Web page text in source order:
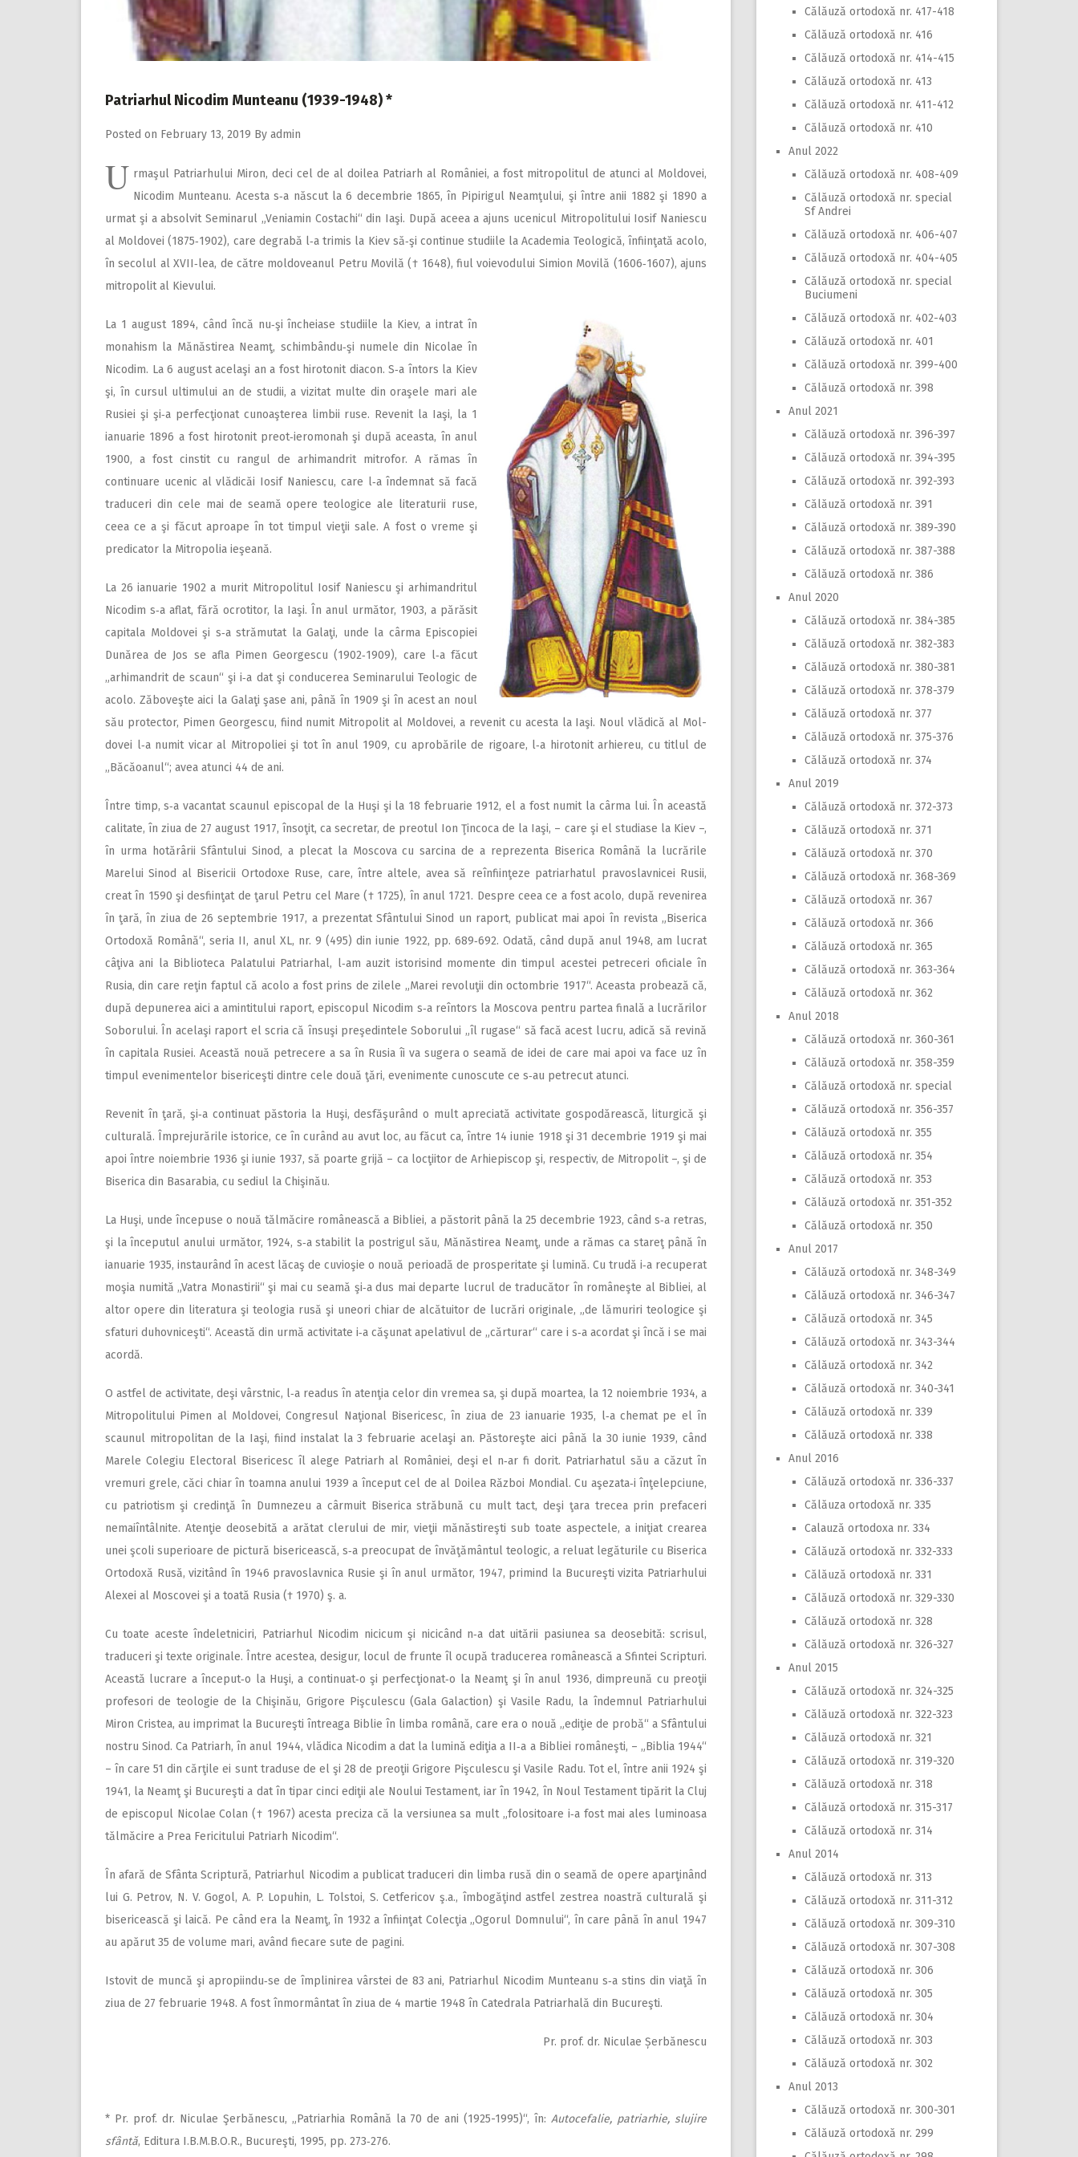
Patriarhul Nicodim Munteanu (1939-1948) *
Posted on February 13, 2019 By admin
U rmaşul Patriarhului Miron, deci cel de al doilea Patriarh al României, a fost mitropolitul de atunci al Moldovei,
Nicodim Munteanu. Acesta s‑a născut la 6 decembrie 1865, în Pipirigul Neamţului, şi între anii 1882 şi 1890 a
urmat şi a absolvit Seminarul „Veniamin Costachi“ din Iaşi. După aceea a ajuns ucenicul Mitropolitului Iosif Naniescu
al Moldovei (1875‑1902), care degrabă l‑a trimis la Kiev să‑şi continue studiile la Academia Teologică, înfiinţată acolo,
în secolul al XVII‑lea, de către moldoveanul Petru Movilă († 1648), fiul voievodului Simion Movilă (1606‑1607), ajuns
mitropolit al Kievului.
La 1 august 1894, când încă nu‑şi încheiase studiile la Kiev, a intrat în
monahism la Mănăstirea Neamţ, schimbându‑şi numele din Nicolae în
Nicodim. La 6 august acelaşi an a fost hirotonit diacon. S‑a întors la Kiev
şi, în cursul ultimului an de studii, a vizitat multe din oraşele mari ale
Rusiei şi şi‑a perfecţionat cunoaşterea limbii ruse. Revenit la Iaşi, la 1
ianuarie 1896 a fost hirotonit preot‑ieromonah şi după aceasta, în anul
1900, a fost cinstit cu rangul de arhimandrit mitrofor. A rămas în
continuare ucenic al vlădicăi Iosif Naniescu, care l‑a îndemnat să facă
traduceri din cele mai de seamă opere teologice ale literaturii ruse,
ceea ce a şi făcut aproape în tot timpul vieţii sale. A fost o vreme şi
predicator la Mitropolia ieşeană.
La 26 ianuarie 1902 a murit Mitropolitul Iosif Naniescu şi arhi­mandritul
Nicodim s‑a aflat, fără ocrotitor, la Iaşi. În anul următor, 1903, a părăsit
capitala Moldovei şi s‑a strămutat la Galaţi, unde la cârma Episcopiei
Dunărea de Jos se afla Pimen Georgescu (1902‑1909), care l‑a făcut
„arhimandrit de scaun“ şi i‑a dat şi conducerea Semina­rului Teologic de
acolo. Zăboveşte aici la Galaţi şase ani, până în 1909 şi în acest an noul
său protector, Pimen Georgescu, fiind numit Mi­tropolit al Moldovei, a revenit cu acesta la Iaşi. Noul vlădică al Mol­
dovei l‑a numit vicar al Mitropoliei şi tot în anul 1909, cu aprobările de rigoare, l‑a hirotonit arhiereu, cu titlul de
„Băcăoanul“; avea atunci 44 de ani.
Între timp, s‑a vacantat scaunul episcopal de la Huşi şi la 18 februarie 1912, el a fost numit la cârma lui. În această
calitate, în ziua de 27 august 1917, însoţit, ca secretar, de preotul Ion Ţincoca de la Iaşi, – care şi el studiase la Kiev –,
în urma hotărârii Sfântului Sinod, a plecat la Moscova cu sarcina de a reprezenta Biserica Română la lu­crările
Marelui Sinod al Bisericii Ortodoxe Ruse, care, între altele, avea să reînfiinţeze patriarhatul pravoslavnicei Rusii,
creat în 1590 şi des­fiinţat de ţarul Petru cel Mare († 1725), în anul 1721. Despre ceea ce a fost acolo, după revenirea
în ţară, în ziua de 26 septembrie 1917, a prezentat Sfântului Sinod un raport, publicat mai apoi în revista „Biserica
Ortodoxă Română“, seria II, anul XL, nr. 9 (495) din iunie 1922, pp. 689‑692. Odată, când după anul 1948, am lucrat
câţiva ani la Bi­blioteca Palatului Patriarhal, l‑am auzit istorisind momente din timpul acestei petreceri oficiale în
Rusia, din care reţin faptul că acolo a fost prins de zilele „Marei revoluţii din octombrie 1917“. Aceasta probează că,
după depunerea aici a amintitului raport, episcopul Nicodim s‑a re­întors la Moscova pentru partea finală a lucrărilor
Soborului. În ace­laşi raport el scria că însuşi preşedintele Soborului „îl rugase“ să facă acest lucru, adică să revină
în capitala Rusiei. Această nouă petrecere a sa în Rusia îi va sugera o seamă de idei de care mai apoi va face uz în
timpul evenimentelor bisericeşti dintre cele două ţări, evenimente cunoscute ce s‑au petrecut atunci.
Revenit în ţară, şi‑a continuat păstoria la Huşi, desfăşurând o mult apreciată activitate gospodărească, liturgică şi
culturală. Împrejurările istorice, ce în curând au avut loc, au făcut ca, între 14 iunie 1918 şi 31 decembrie 1919 şi mai
apoi între noiembrie 1936 şi iunie 1937, să poarte grijă – ca locţiitor de Arhiepiscop şi, respectiv, de Mitropolit –, şi de
Biserica din Basarabia, cu sediul la Chişinău.
La Huşi, unde începuse o nouă tălmăcire românească a Bibliei, a păstorit până la 25 decembrie 1923, când s‑a retras,
şi la începutul anu­lui următor, 1924, s‑a stabilit la postrigul său, Mănăstirea Neamţ, unde a rămas ca stareţ până în
ianuarie 1935, instaurând în acest lăcaş de cuvioşie o nouă perioadă de prosperitate şi lumină. Cu trudă i‑a recu­perat
moşia numită „Vatra Monastirii“ şi mai cu seamă şi‑a dus mai departe lucrul de traducător în româneşte al Bibliei, al
altor opere din literatura şi teologia rusă şi uneori chiar de alcătuitor de lucrări ori­ginale, „de lămuriri teologice şi
sfaturi duhovniceşti“. Această din urmă activitate i‑a căşunat apelativul de „cărturar“ care i s‑a acordat şi încă i se mai
acordă.
O astfel de activitate, deşi vârstnic, l‑a readus în atenţia celor din vremea sa, şi după moartea, la 12 noiembrie 1934, a
Mitropolitului Pimen al Moldovei, Congresul Naţional Bisericesc, în ziua de 23 ianua­rie 1935, l‑a chemat pe el în
scaunul mitropolitan de la Iaşi, fiind instalat la 3 februarie acelaşi an. Păstoreşte aici până la 30 iunie 1939, când
Marele Colegiu Electoral Bisericesc îl alege Patriarh al României, deşi el n‑ar fi dorit. Patriarhatul său a căzut în
vremuri grele, căci chiar în toamna anului 1939 a început cel de al Doilea Război Mondial. Cu aşezata‑i înţelepciune,
cu patriotism şi credinţă în Dumnezeu a cârmuit Biserica străbună cu mult tact, deşi ţara trecea prin prefaceri
nemaiîntâlnite. Atenţie deosebită a arătat clerului de mir, vieţii mănăs­tireşti sub toate aspectele, a iniţiat crearea
unei şcoli superioare de pictură bisericească, s‑a preocupat de învăţământul teologic, a reluat legăturile cu Biserica
Ortodoxă Rusă, vizitând în 1946 pravoslavnica Rusie şi în anul următor, 1947, primind la Bucureşti vizita Patriarhului
Alexei al Moscovei şi a toată Rusia († 1970) ş. a.
Cu toate aceste îndeletniciri, Patriarhul Nicodim nicicum şi nici­când n‑a dat uitării pasiunea sa deosebită: scrisul,
traduceri şi texte originale. Între acestea, desigur, locul de frunte îl ocupă traducerea românească a Sfintei Scripturi.
Această lucrare a început‑o la Huşi, a continuat‑o şi perfecţionat‑o la Neamţ şi în anul 1936, dimpreună cu preoţii
profesori de teologie de la Chişinău, Grigore Pişculescu (Gala Galaction) şi Vasile Radu, la îndemnul Patriarhului
Miron Cristea, au imprimat la Bucureşti întreaga Biblie în limba română, care era o nouă „ediţie de probă“ a Sfântului
nostru Sinod. Ca Patriarh, în anul 1944, vlădica Nicodim a dat la lumină ediţia a II‑a a Bibliei româneşti, – „Biblia 1944“
– în care 51 din cărţile ei sunt traduse de el şi 28 de preoţii Grigore Pişculescu şi Vasile Radu. Tot el, între anii 1924 şi
1941, la Neamţ şi Bucureşti a dat în tipar cinci ediţii ale Noului Testament, iar în 1942, în Noul Testament tipărit la Cluj
de episcopul Nicolae Colan († 1967) acesta preciza că la versiunea sa mult „folositoare i‑a fost mai ales luminoasa
tălmăcire a Prea Fericitului Patriarh Nicodim“.
În afară de Sfânta Scriptură, Patriarhul Nicodim a publicat tra­duceri din limba rusă din o seamă de opere aparţinând
lui G. Petrov, N. V. Gogol, A. P. Lopuhin, L. Tolstoi, S. Cetfericov ş.a., îmbogăţind astfel zestrea noastră culturală şi
bisericească şi laică. Pe când era la Neamţ, în 1932 a înfiinţat Colecţia „Ogorul Domnului“, în care până în anul 1947
au apărut 35 de volume mari, având fiecare sute de pagini.
Istovit de muncă şi apropiindu‑se de împlinirea vârstei de 83 ani, Patriarhul Nicodim Munteanu s‑a stins din viaţă în
ziua de 27 februa­rie 1948. A fost înmormântat în ziua de 4 martie 1948 în Catedrala Patriarhală din Bucureşti.
Pr. prof. dr. Niculae Șerbănescu
* Pr. prof. dr. Niculae Şerbănescu, „Patriarhia Română la 70 de ani (1925-1995)“, în:Autocefalie, patriarhie, slujire
sfântă, Editura I.B.M.B.O.R., Bucureşti, 1995, pp. 273‑276.
Călăuză ortodoxă nr. 417-418
Călăuză ortodoxă nr. 416
Călăuză ortodoxă nr. 414-415
Călăuză ortodoxă nr. 413
Călăuză ortodoxă nr. 411-412
Călăuză ortodoxă nr. 410
Anul 2022
Călăuză ortodoxă nr. 408-409
Călăuză ortodoxă nr. special
Sf Andrei
Călăuză ortodoxă nr. 406-407
Călăuză ortodoxă nr. 404-405
Călăuză ortodoxă nr. special
Buciumeni
Călăuză ortodoxă nr. 402-403
Călăuză ortodoxă nr. 401
Călăuză ortodoxă nr. 399-400
Călăuză ortodoxă nr. 398
Anul 2021
Călăuză ortodoxă nr. 396-397
Călăuză ortodoxă nr. 394-395
Călăuză ortodoxă nr. 392-393
Călăuză ortodoxă nr. 391
Călăuză ortodoxă nr. 389-390
Călăuză ortodoxă nr. 387-388
Călăuză ortodoxă nr. 386
Anul 2020
Călăuză ortodoxă nr. 384-385
Călăuză ortodoxă nr. 382-383
Călăuză ortodoxă nr. 380-381
Călăuză ortodoxă nr. 378-379
Călăuză ortodoxă nr. 377
Călăuză ortodoxă nr. 375-376
Călăuză ortodoxă nr. 374
Anul 2019
Călăuză ortodoxă nr. 372-373
Călăuză ortodoxă nr. 371
Călăuză ortodoxă nr. 370
Călăuză ortodoxă nr. 368-369
Călăuză ortodoxă nr. 367
Călăuză ortodoxă nr. 366
Călăuză ortodoxă nr. 365
Călăuză ortodoxă nr. 363-364
Călăuză ortodoxă nr. 362
Anul 2018
Călăuză ortodoxă nr. 360-361
Călăuză ortodoxă nr. 358-359
Călăuză ortodoxă nr. special
Călăuză ortodoxă nr. 356-357
Călăuză ortodoxă nr. 355
Călăuză ortodoxă nr. 354
Călăuză ortodoxă nr. 353
Călăuză ortodoxă nr. 351-352
Călăuză ortodoxă nr. 350
Anul 2017
Călăuză ortodoxă nr. 348-349
Călăuză ortodoxă nr. 346-347
Călăuză ortodoxă nr. 345
Călăuză ortodoxă nr. 343-344
Călăuză ortodoxă nr. 342
Călăuză ortodoxă nr. 340-341
Călăuză ortodoxă nr. 339
Călăuză ortodoxă nr. 338
Anul 2016
Călăuză ortodoxă nr. 336-337
Călăuza ortodoxă nr. 335
Calauză ortodoxa nr. 334
Călăuză ortodoxă nr. 332-333
Călăuză ortodoxă nr. 331
Călăuză ortodoxă nr. 329-330
Călăuză ortodoxă nr. 328
Călăuză ortodoxă nr. 326-327
Anul 2015
Călăuză ortodoxă nr. 324-325
Călăuză ortodoxă nr. 322-323
Călăuză ortodoxă nr. 321
Călăuză ortodoxă nr. 319-320
Călăuză ortodoxă nr. 318
Călăuză ortodoxă nr. 315-317
Călăuză ortodoxă nr. 314
Anul 2014
Călăuză ortodoxă nr. 313
Călăuză ortodoxă nr. 311-312
Călăuză ortodoxă nr. 309-310
Călăuză ortodoxă nr. 307-308
Călăuză ortodoxă nr. 306
Călăuză ortodoxă nr. 305
Călăuză ortodoxă nr. 304
Călăuză ortodoxă nr. 303
Călăuză ortodoxă nr. 302
Anul 2013
Călăuză ortodoxă nr. 300-301
Călăuză ortodoxă nr. 299